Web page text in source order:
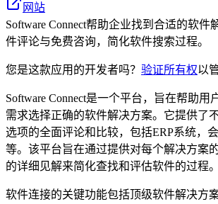
网站
Software Connect帮助企业找到合适的软件
件评论与免费咨询，简化软件搜索过程。
您是这款应用的开发者吗？ 验证所有权以
Software Connect是一个平台，旨在帮助用
需求选择正确的软件解决方案。它提供了
选项的全面评论和比较，包括ERP系统，
等。该平台旨在通过提供对每个解决方案
的详细见解来简化查找和评估软件的过程。
软件连接的关键功能包括顶级软件解决方